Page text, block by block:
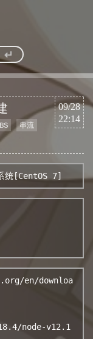
09/28
22:14
串流
统[CentOS 7]
en/downloa
node-v12.1